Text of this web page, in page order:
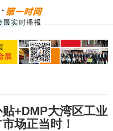
贴+DMP大湾区工业
场正当时！